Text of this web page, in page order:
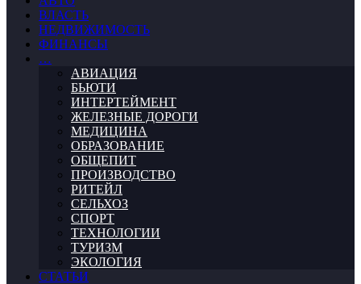
ВЛАСТЬ
НЕДВИЖИМОСТЬ
ФИНАНСЫ
…
АВИАЦИЯ
БЬЮТИ
ИНТЕРТЕЙМЕНТ
ЖЕЛЕЗНЫЕ ДОРОГИ
МЕДИЦИНА
ОБРАЗОВАНИЕ
ОБЩЕПИТ
ПРОИЗВОДСТВО
РИТЕЙЛ
СЕЛЬХОЗ
СПОРТ
ТЕХНОЛОГИИ
ТУРИЗМ
ЭКОЛОГИЯ
СТАТЬИ